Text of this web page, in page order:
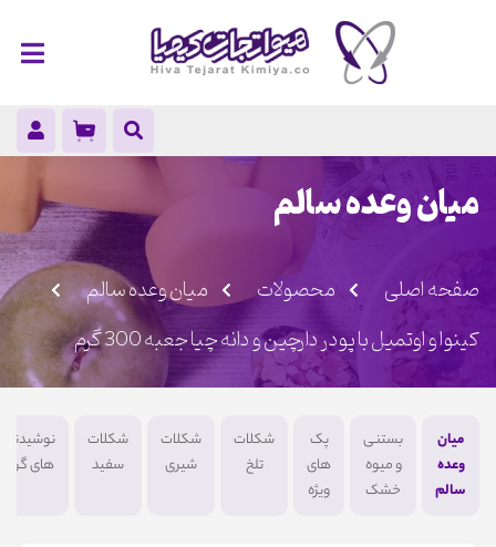
میان وعده سالم
صفحه اصلی محصولات
میان وعده سالم
کینوا و اوتمیل با پودر دارچین و دانه چیا جعبه 300 گرم
میان
وعده
سالم
بستنی
و میوه
خشک
پک
های
ویژه
شکلات
تلخ
شکلات
شیری
شکلات
سفید
نوشیدنی
های گرم